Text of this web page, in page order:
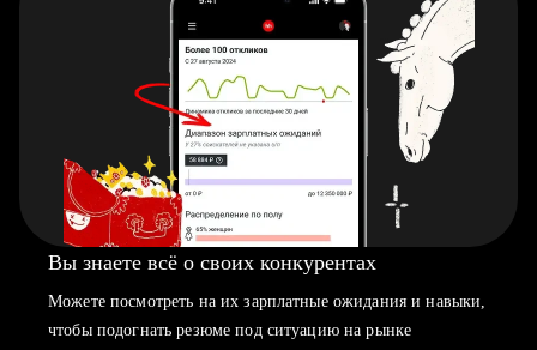
Вы знаете всё о своих конкурентах
Можете посмотреть на их зарплатные ожидания и навыки,
чтобы подогнать резюме под ситуацию на рынке